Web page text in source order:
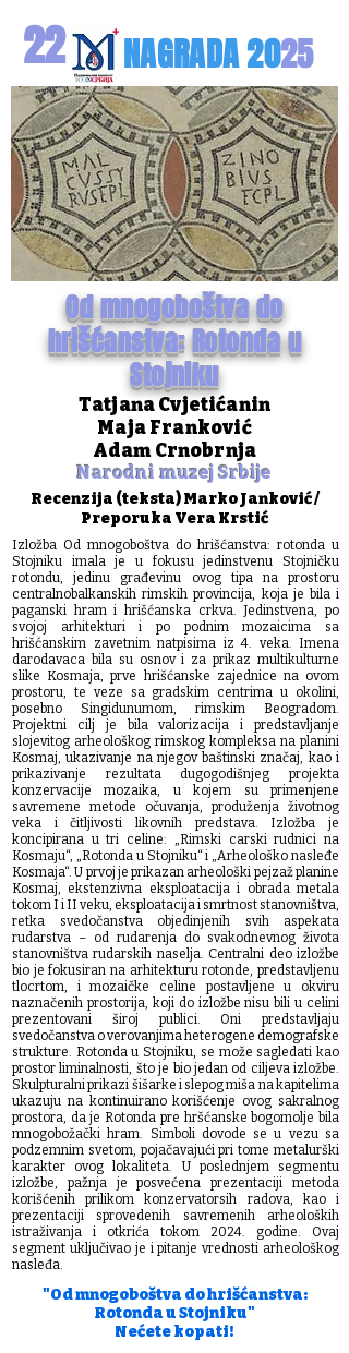
22 NAGRADA2025
Od mnogoboštva do
hrišćanstva: Rotonda u
Stojniku
Tatjana Cvjetićanin
Maja Franković
Adam Crnobrnja
Narodni muzej Srbije
Recenzija (teksta) Marko Janković /
Preporuka Vera Krstić
Izložba Od mnogoboštva do hrišćanstva: rotonda u
Stojniku imala je u fokusu jedinstvenu Stojničku
rotondu, jedinu građevinu ovog tipa na prostoru
centralnobalkanskih rimskih provincija, koja je bila i
paganski hram i hrišćanska crkva. Jedinstvena, po
svojoj arhitekturi i po podnim mozaicima sa
hrišćanskim zavetnim natpisima iz 4. veka. Imena
darodavaca bila su osnov i za prikaz multikulturne
slike Kosmaja, prve hrišćanske zajednice na ovom
prostoru, te veze sa gradskim centrima u okolini,
posebno Singidunumom, rimskim Beogradom.
Projektni cilj je bila valorizacija i predstavljanje
slojevitog arheološkog rimskog kompleksa na planini
Kosmaj, ukazivanje na njegov baštinski značaj, kao i
prikazivanje rezultata dugogodišnjeg projekta
konzervacije mozaika, u kojem su primenjene
savremene metode očuvanja, produženja životnog
veka i čitljivosti likovnih predstava. Izložba je
koncipirana u tri celine: „Rimski carski rudnici na
Kosmaju“, „Rotonda u Stojniku“ i „Arheološko nasleđe
Kosmaja“. U prvoj je prikazan arheološki pejzaž planine
Kosmaj, ekstenzivna eksploatacija i obrada metala
tokom I i II veku, eksploatacija i smrtnost stanovništva,
retka svedočanstva objedinjenih svih aspekata
rudarstva – od rudarenja do svakodnevnog života
stanovništva rudarskih naselja. Centralni deo izložbe
bio je fokusiran na arhitekturu rotonde, predstavljenu
tlocrtom, i mozaičke celine postavljene u okviru
naznačenih prostorija, koji do izložbe nisu bili u celini
prezentovani široj publici. Oni predstavljaju
svedočanstva o verovanjima heterogene demografske
strukture. Rotonda u Stojniku, se može sagledati kao
prostor liminalnosti, što je bio jedan od ciljeva izložbe.
Skulpturalni prikazi šišarke i slepog miša na kapitelima
ukazuju na kontinuirano korišćenje ovog sakralnog
prostora, da je Rotonda pre hršćanske bogomolje bila
mnogobožački hram. Simboli dovode se u vezu sa
podzemnim svetom, pojačavajući pri tome metalurški
karakter ovog lokaliteta. U poslednjem segmentu
izložbe, pažnja je posvećena prezentaciji metoda
korišćenih prilikom konzervatorsih radova, kao i
prezentaciji sprovedenih savremenih arheoloških
istraživanja i otkrića tokom 2024. godine. Ovaj
segment uključivao je i pitanje vrednosti arheološkog
nasleđa.
"Od mnogoboštva do hrišćanstva:
Rotonda u Stojniku"
Nećete kopati!